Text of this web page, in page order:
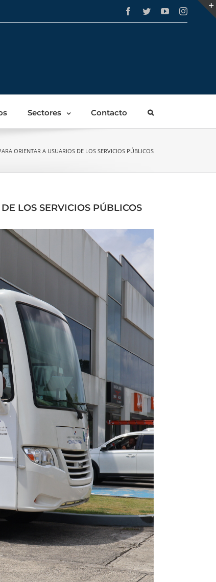
Facebook
TwitterYouTube
Sectores Contacto
ORIENTAR A USUARIOS DE LOS SERVICIOS PÚBLICOS
LOS SERVICIOS PÚBLICOS